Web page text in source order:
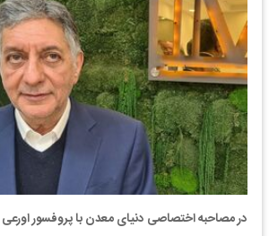
در مصاحبه اختصاصی دنیای معدن با پروفسور اورعی